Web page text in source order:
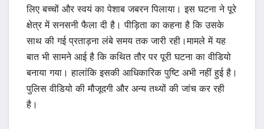
लिए बच्चों और स्वयं का पेशाब जबरन पिलाया। इस घटना ने पूरे
क्षेत्र में सनसनी फैला दी है। पीड़िता का कहना है कि उसके
साथ की गई प्रताड़ना लंबे समय तक जारी रही।मामले में यह
बात भी सामने आई है कि कथित तौर पर पूरी घटना का वीडियो
बनाया गया। हालांकि इसकी आधिकारिक पुष्टि अभी नहीं हुई है।
पुलिस वीडियो की मौजूदगी और अन्य तथ्यों की जांच कर रही
है।